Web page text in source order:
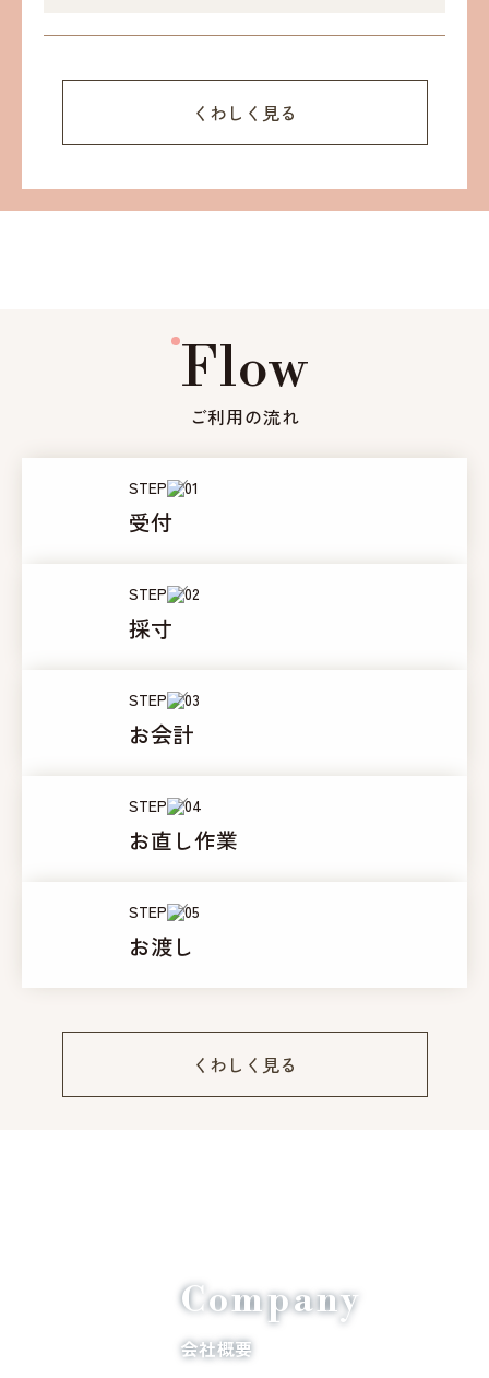
くわしく見る
Flow
ご利用の流れ
STEP
受付
STEP
採寸
STEP
お会計
STEP
お直し作業
STEP
お渡し
くわしく見る
Company
会社概要